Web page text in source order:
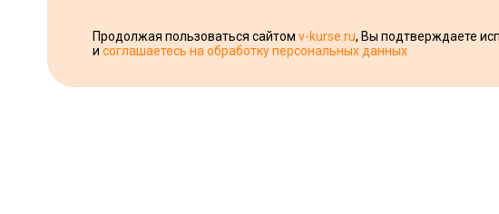
Продолжая пользоваться сайтом v-kurse.ru, Вы подтверждаете
и соглашаетесь на обработку персональных данных